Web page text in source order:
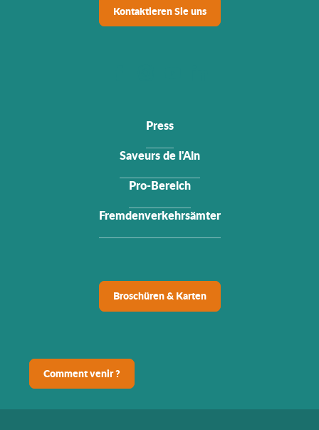
Kontaktieren Sie uns
Press
Saveurs de l'Ain
Pro-Bereich
Fremdenverkehrsämter
Broschüren & Karten
Comment venir ?